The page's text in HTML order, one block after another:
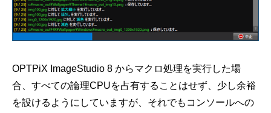
OPTPiX ImageStudio 8 からマクロ処理を実行した場
合、すべての論理CPUを占有することはせず、少し余裕
を設けるようにしていますが、それでもコンソールへの